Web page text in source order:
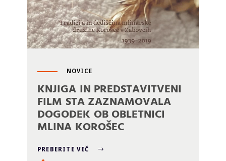
NOVICE
KNJIGA IN PREDSTAVITVENI
FILM STA ZAZNAMOVALA
DOGODEK OB OBLETNICI
MLINA KOROŠEC
PREBERITE VEČ